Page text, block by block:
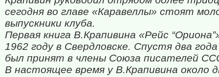
сегодня во главе «Каравеллы» стоят
выпускники клуба.
Первая книга В.Крапивина «Рейс
1962 году в Свердловске. Спустя два
был принят в члены Союза писателей
В настоящее время у В.Крапивина около